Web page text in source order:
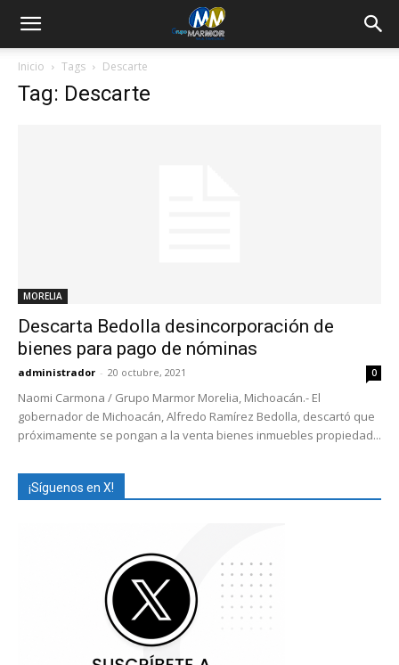
Inicio Tags Descarte
Tag: Descarte
MORELIA
Descarta Bedolla desincorporación de
bienes para pago de nóminas
administrador - 20 octubre, 2021 0
Naomi Carmona / Grupo Marmor Morelia, Michoacán.- El
gobernador de Michoacán, Alfredo Ramírez Bedolla, descartó que
próximamente se pongan a la venta bienes inmuebles propiedad...
¡Síguenos en X!